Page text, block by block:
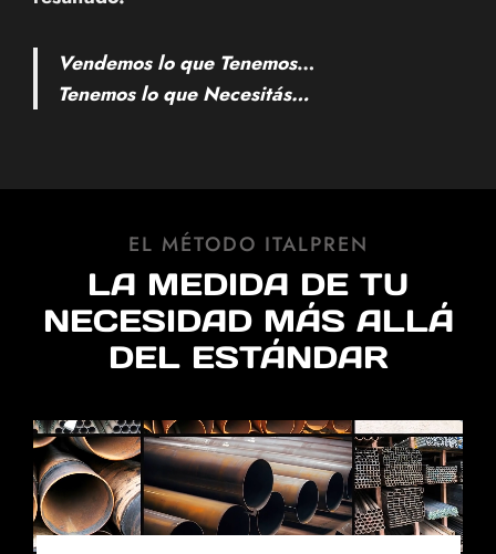
Vendemos lo que Tenemos…
Tenemos lo que Necesitás…
EL MÉTODO ITALPREN
LA MEDIDA DE TU
NECESIDAD MÁS ALLÁ
DEL ESTÁNDAR